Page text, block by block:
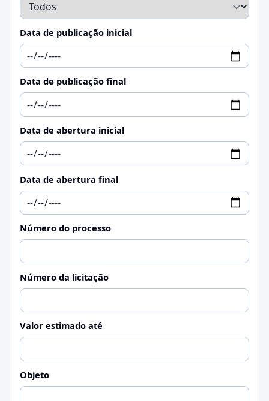
Data de publicação inicial
Data de publicação final
Data de abertura inicial
Data de abertura final
Número do processo
Número da licitação
Valor estimado até
Objeto